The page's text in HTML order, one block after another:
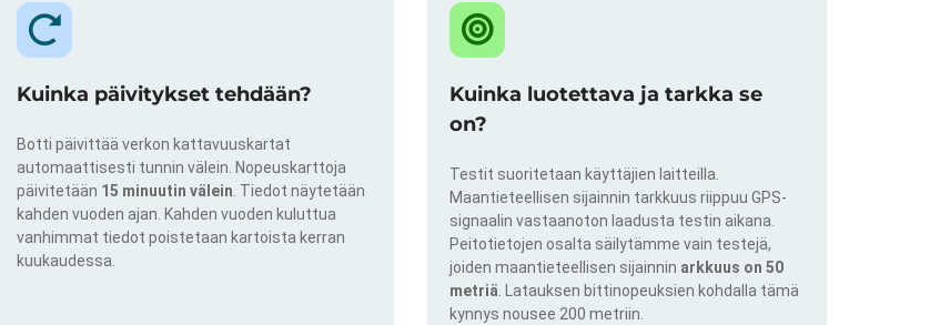
Kuinka päivitykset tehdään?
Botti päivittää verkon kattavuuskartat
automaattisesti tunnin välein. Nopeuskarttoja
päivitetään 15 minuutin välein . Tiedot näytetään
kahden vuoden ajan. Kahden vuoden kuluttua
vanhimmat tiedot poistetaan kartoista kerran
kuukaudessa.
Kuinka luotettava ja tarkka se
on?
Testit suoritetaan käyttäjien laitteilla.
Maantieteellisen sijainnin tarkkuus riippuu GPS-
signaalin vastaanoton laadusta testin aikana.
Peitotietojen osalta säilytämme vain testejä,
joiden maantieteellisen sijainnin arkkuus on 50
metriä . Latauksen bittinopeuksien kohdalla tämä
kynnys nousee 200 metriin.